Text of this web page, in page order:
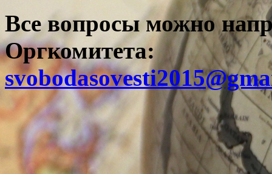
Все вопросы можно
Оргкомитета:
svobodasovesti